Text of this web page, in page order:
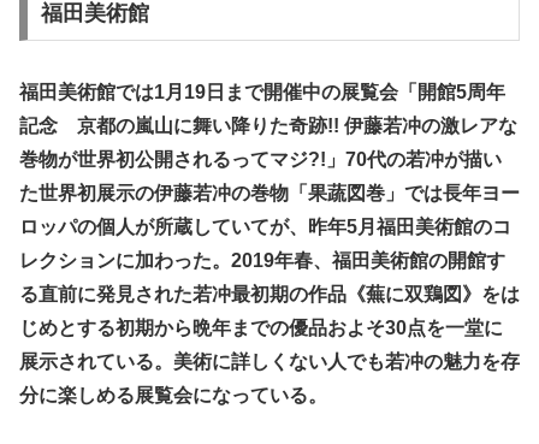
福田美術館
福田美術館では1月19日まで開催中の展覧会「開館5周年
記念 京都の嵐山に舞い降りた奇跡!! 伊藤若冲の激レアな
巻物が世界初公開されるってマジ?!」70代の若冲が描い
た世界初展示の伊藤若冲の巻物「果蔬図巻」では長年ヨー
ロッパの個人が所蔵していてが、昨年5月福田美術館のコ
レクションに加わった。2019年春、福田美術館の開館す
る直前に発見された若冲最初期の作品《蕪に双鶏図》をは
じめとする初期から晩年までの優品およそ30点を一堂に
展示されている。美術に詳しくない人でも若冲の魅力を存
分に楽しめる展覧会になっている。